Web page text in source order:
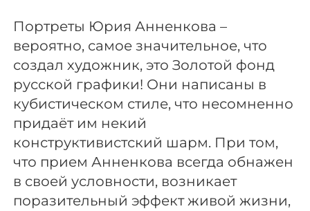
Портреты Юрия Анненкова –
вероятно, самое значительное, что
создал художник, это Золотой фонд
русской графики! Они написаны в
кубистическом стиле, что несомненно
придаёт им некий
конструктивистский шарм. При том,
что прием Анненкова всегда обнажен
в своей условности, возникает
поразительный эффект живой жизни,